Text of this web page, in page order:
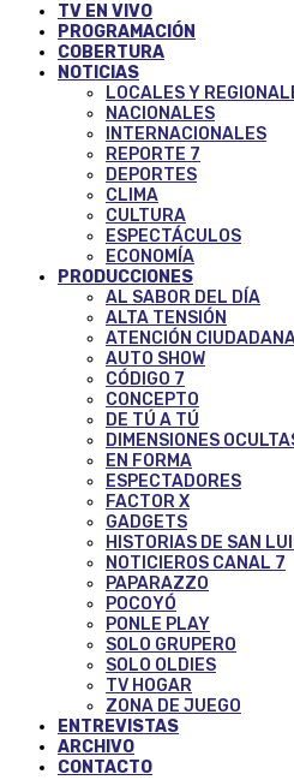
TV EN VIVO
PROGRAMACIÓN
COBERTURA
NOTICIAS
LOCALES Y
NACIONALES
INTERNACIONALES
REPORTE 7
DEPORTES
CLIMA
CULTURA
ESPECTÁCULOS
ECONOMÍA
PRODUCCIONES
AL SABOR DEL DÍA
ALTA TENSIÓN
ATENCIÓN
AUTO SHOW
CÓDIGO 7
CONCEPTO
DE TÚ A TÚ
DIMENSIONES
EN FORMA
ESPECTADORES
FACTOR X
GADGETS
HISTORIAS DE SAN
NOTICIEROS CANAL 7
PAPARAZZO
POCOYÓ
PONLE PLAY
SOLO GRUPERO
SOLO OLDIES
TV HOGAR
ZONA DE JUEGO
ENTREVISTAS
ARCHIVO
CONTACTO